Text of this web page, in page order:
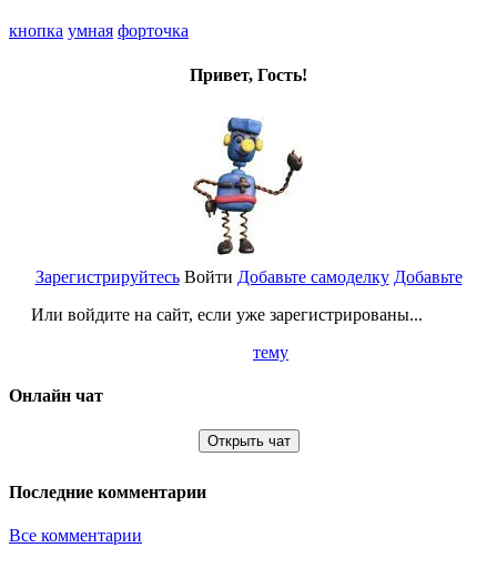
кнопка умная форточка
Привет, Гость!
Зарегистрируйтесь
Или войдите на сайт, если уже зарегистрированы...
Войти Добавьте самоделку Добавьте
тему
Онлайн чат
Открыть чат
Последние комментарии
Все комментарии